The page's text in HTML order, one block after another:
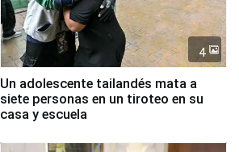
4
Un adolescente tailandés mata a
siete personas en un tiroteo en su
casa y escuela